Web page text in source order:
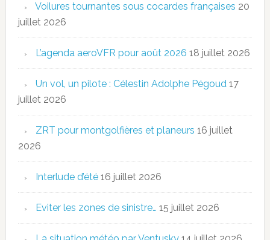
Voilures tournantes sous cocardes françaises 20
juillet 2026
L’agenda aeroVFR pour août 2026 18 juillet 2026
Un vol, un pilote : Célestin Adolphe Pégoud 17
juillet 2026
ZRT pour montgolfières et planeurs 16 juillet
2026
Interlude d’été 16 juillet 2026
Eviter les zones de sinistre… 15 juillet 2026